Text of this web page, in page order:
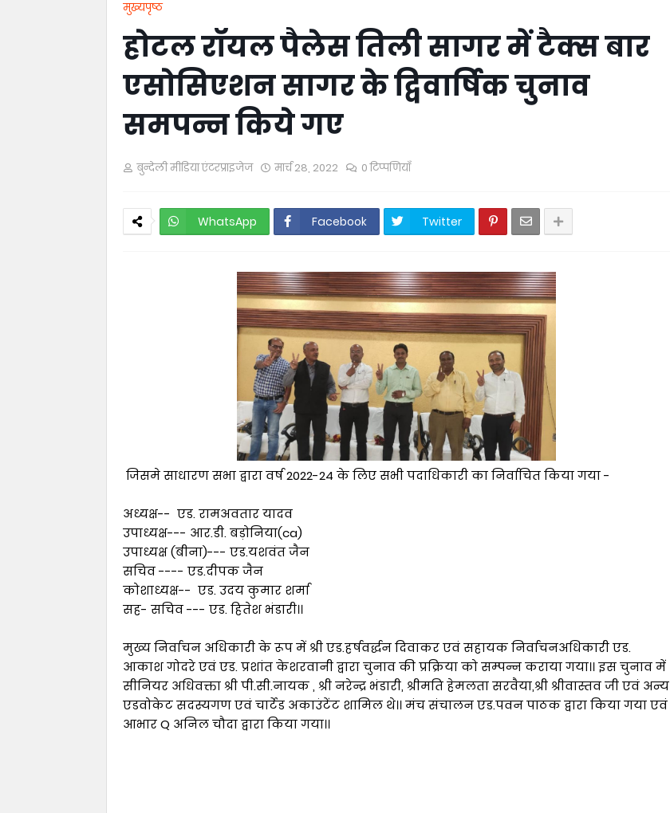
मुख्यपृष्ठ
होटल रॉयल पैलेस तिली सागर में टैक्स बार
एसोसिएशन सागर के द्विवार्षिक चुनाव
समपन्न किये गए
बुन्देली मीडिया एंटरप्राइजेज मार्च 28, 2022 0 टिप्पणियाँ
WhatsApp Facebook Twitter
जिसमे साधारण सभा द्वारा वर्ष 2022-24 के लिए सभी पदाधिकारी का निर्वाचित किया गया -
अध्यक्ष-- एड. रामअवतार यादव
उपाध्यक्ष--- आर.डी. बड़ोनिया(ca)
उपाध्यक्ष (बीना)--- एड.यशवंत जैन
सचिव ---- एड.दीपक जैन
कोशाध्यक्ष-- एड. उदय कुमार शर्मा
सह- सचिव --- एड. हितेश भंडारी।।
मुख्य निर्वाचन अधिकारी के रूप में श्री एड.हर्षवर्द्धन दिवाकर एवं सहायक निर्वाचनअधिकारी एड.
आकाश गोदरे एवं एड. प्रशांत केशरवानी द्वारा चुनाव की प्रक्रिया को सम्पन्न कराया गया।। इस चुनाव में
सीनियर अधिवक्ता श्री पी.सी.नायक , श्री नरेन्द्र भंडारी, श्रीमति हेमलता सरवैया,श्री श्रीवास्तव जी एवं अन्य
एडवोकेट सदस्यगण एवं चार्टेड अकाउंटेंट शामिल थे।। मंच संचालन एड.पवन पाठक द्वारा किया गया एवं
आभार Q अनिल चौदा द्वारा किया गया।।